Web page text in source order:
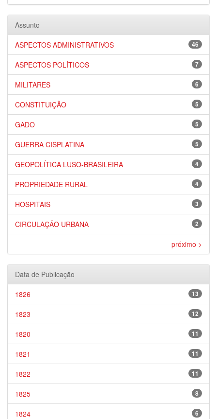
Assunto
46
ASPECTOS ADMINISTRATIVOS
7
ASPECTOS POLÍTICOS
6
MILITARES
5
CONSTITUIÇÃO
5
GADO
5
GUERRA CISPLATINA
4
GEOPOLÍTICA LUSO-BRASILEIRA
4
PROPRIEDADE RURAL
3
HOSPITAIS
2
CIRCULAÇÃO URBANA
próximo >
Data de Publicação
13
1826
12
1823
11
1820
11
1821
11
1822
8
1825
6
1824